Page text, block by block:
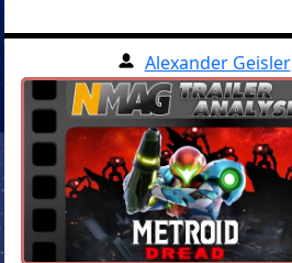
Alexander Geisler